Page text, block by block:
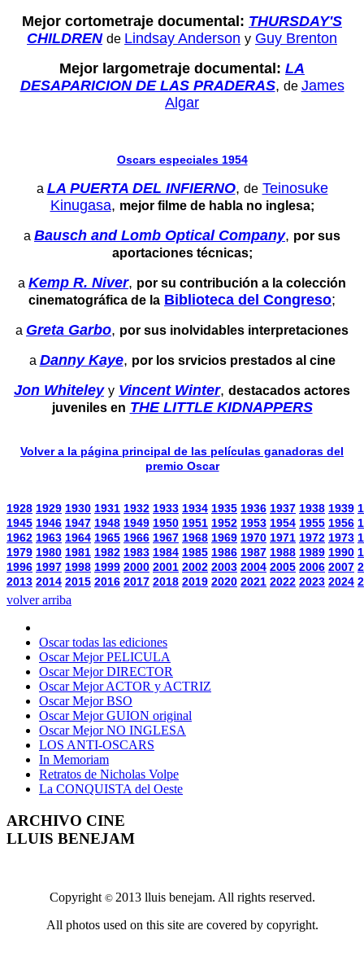
Mejor cortometraje documental: THURSDAY'S
CHILDREN de Lindsay Anderson y Guy Brenton
Mejor largometraje documental: LA
DESAPARICION DE LAS PRADERAS, de James
Algar
Oscars especiales 1954
a LA PUERTA DEL INFIERNO, de Teinosuke
Kinugasa, mejor filme de habla no inglesa;
a Bausch and Lomb Optical Company, por sus
aportaciones técnicas;
a Kemp R. Niver, por su contribución a la colección
cinematográfica de la Biblioteca del Congreso;
a Greta Garbo, por sus inolvidables interpretaciones
a Danny Kaye, por los srvicios prestados al cine
Jon Whiteley y Vincent Winter, destacados actores
juveniles en THE LITTLE KIDNAPPERS
Volver a la página principal de las películas ganadoras del
premio Oscar
1928 1929 1930 1931 1932 1933 1934 1935 1936 1937 1938 1939
1945 1946 1947 1948 1949 1950 1951 1952 1953 1954 1955 1956
1962 1963 1964 1965 1966 1967 1968 1969 1970 1971 1972 1973
1979 1980 1981 1982 1983 1984 1985 1986 1987 1988 1989 1990
1996 1997 1998 1999 2000 2001 2002 2003 2004 2005 2006 2007
2013 2014 2015 2016 2017 2018 2019 2020 2021 2022 2023 2024
volver arriba
Oscar todas las ediciones
Oscar Mejor PELICULA
Oscar Mejor DIRECTOR
Oscar Mejor ACTOR y ACTRIZ
Oscar Mejor BSO
Oscar Mejor GUION original
Oscar Mejor NO INGLESA
LOS ANTI-OSCARS
In Memoriam
Retratos de Nicholas Volpe
La CONQUISTA del Oeste
ARCHIVO CINE
LLUIS BENEJAM
Copyright © 2013 lluis benejam. All rights reserved.
All photos used on this site are covered by copyright.